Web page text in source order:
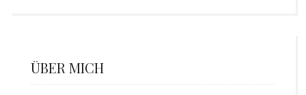
ÜBER MICH